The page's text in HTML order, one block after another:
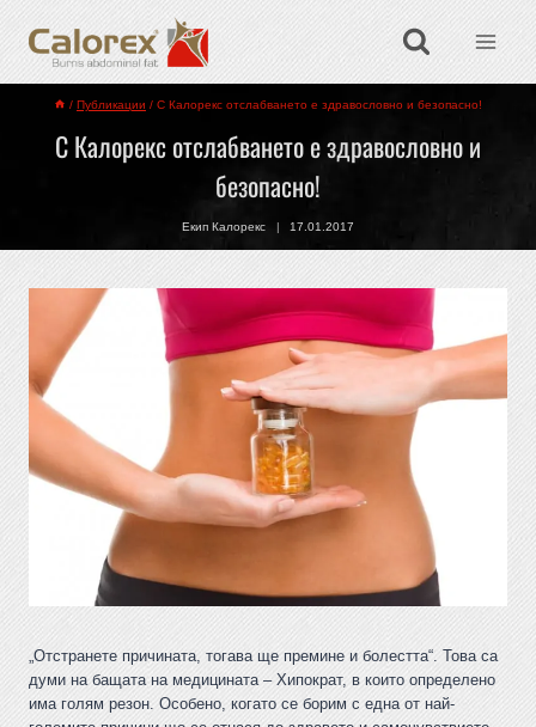
/ Публикации / С Калорекс отслабването е здравословно и безопасно!
С Калорекс отслабването е здравословно и
безопасно!
Екип Калорекс 17.01.2017
„Отстранете причината, тогава ще премине и болестта“. Това са
думи на бащата на медицината – Хипократ, в които определено
има голям резон. Особено, когато се борим с една от най-